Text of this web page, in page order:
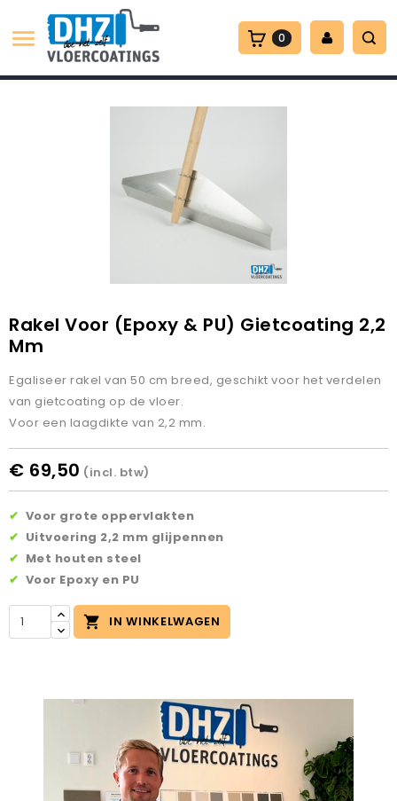
 0
Rakel Voor (epoxy & PU) Gietcoating 2,2
Mm
Egaliseer rakel van 50 cm breed, geschikt voor het verdelen
van gietcoating op de vloer.
Voor een laagdikte van 2,2 mm.
€ 69,50 (incl. btw)
✔ Voor grote oppervlakten
✔ Uitvoering 2,2 mm glijpennen
✔ Met houten steel
✔ Voor Epoxy en PU
 IN WINKELWAGEN